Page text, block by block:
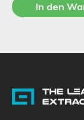
In den